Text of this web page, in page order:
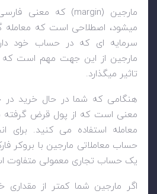
مارجین (margin)
که معنی
میشود، اصطلاحی است که معامله
سرمایه ای که در حساب خود
مارجین از این جهت مهم است که
تاثیر میگذارد.
هنگامی که شما در حال خرید در
معنی است که از پول قرض گرفته
معامله استفاده می کنید. برای
حساب معاملاتی مارجین با بروکر
یک حساب تجاری معمولی متفاوت
اگر مارجین شما کمتر از مقداری